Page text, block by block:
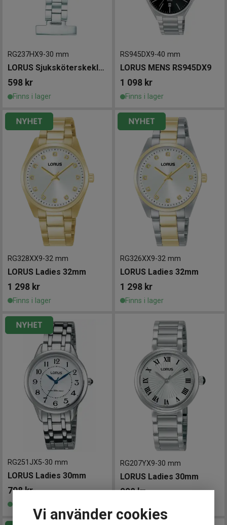
Vi använder cookies
RG237HX9-30 mm
LORUS Sjuksköterskeklocka
598 kr
Finns i lager
RS945DX9-40 mm
LORUS MENS RS945DX9
1 098 kr
Finns i lager
RG328XX9-32 mm
LORUS Ladies 32mm
1 298 kr
Finns i lager
RG326XX9-32 mm
LORUS Ladies 32mm
1 298 kr
Finns i lager
RG251JX5-30 mm
LORUS Ladies 30mm
798 kr
Finns i lager
RG207YX9-30 mm
LORUS Ladies 30mm
998 kr